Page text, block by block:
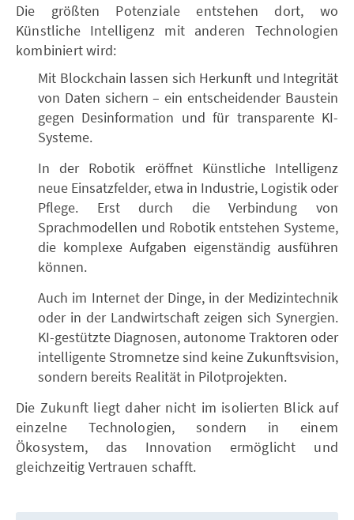
Die größten Potenziale entstehen dort, wo
Künstliche Intelligenz mit anderen Technologien
kombiniert wird:
Mit Blockchain lassen sich Herkunft und Integrität
von Daten sichern – ein entscheidender Baustein
gegen Desinformation und für transparente KI-
Systeme.
In der Robotik eröffnet Künstliche Intelligenz
neue Einsatzfelder, etwa in Industrie, Logistik oder
Pflege. Erst durch die Verbindung von
Sprachmodellen und Robotik entstehen Systeme,
die komplexe Aufgaben eigenständig ausführen
können.
Auch im Internet der Dinge, in der Medizintechnik
oder in der Landwirtschaft zeigen sich Synergien.
KI-gestützte Diagnosen, autonome Traktoren oder
intelligente Stromnetze sind keine Zukunftsvision,
sondern bereits Realität in Pilotprojekten.
Die Zukunft liegt daher nicht im isolierten Blick auf
einzelne Technologien, sondern in einem
Ökosystem, das Innovation ermöglicht und
gleichzeitig Vertrauen schafft.